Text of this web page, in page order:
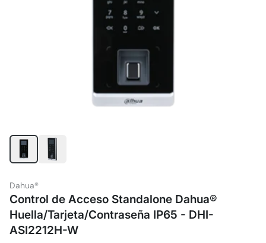
Dahua®
Control de Acceso Standalone Dahua®
Huella/Tarjeta/Contraseña IP65 - DHI-
ASI2212H-W